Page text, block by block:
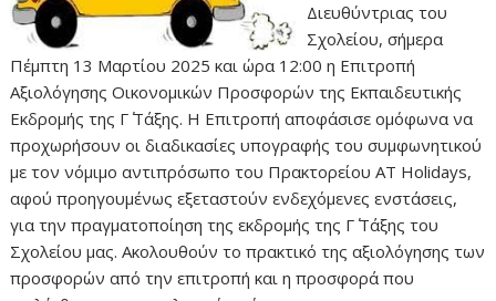
Διευθύντριας του
Σχολείου, σήμερα
Πέμπτη 13 Μαρτίου 2025 και ώρα 12:00 η Επιτροπή
Αξιολόγησης Οικονομικών Προσφορών της Εκπαιδευτικής
Εκδρομής της Γ΄ Τάξης. Η Επιτροπή αποφάσισε ομόφωνα να
προχωρήσουν οι διαδικασίες υπογραφής του συμφωνητικού
με τον νόμιμο αντιπρόσωπο του Πρακτορείου AT Holidays,
αφού προηγουμένως εξεταστούν ενδεχόμενες ενστάσεις,
για την πραγματοποίηση της εκδρομής της Γ΄ Τάξης του
Σχολείου μας. Ακολουθούν το πρακτικό της αξιολόγησης των
προσφορών από την επιτροπή και η προσφορά που